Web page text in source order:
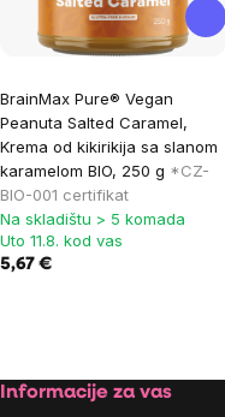
BrainMax Pure® Vegan
Peanuta Salted Caramel,
Krema od kikirikija sa slanom
karamelom BIO, 250 g *CZ-
BIO-001 certifikat
Na skladištu > 5 komada
Uto 11.8. kod vas
5,67 €
Footer
Informacije za vas